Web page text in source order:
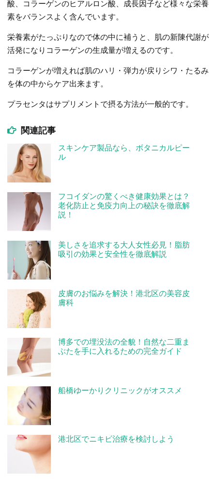
酸、コラーゲンのヒアルロン酸、成長因子など様々な栄養
素をバランスよく含んでいます。
栄養素がたっぷりなので体の中に補うと、肌の新陳代謝が
活発になりコラーゲンの生成量が増えるのです。
コラーゲンが増えれば肌のハリ・弾力が戻りシワ・たるみ
を体の中からケア出来ます。
プラセンタはサプリメントで摂る方法が一般的です。
関連記事
スキンケア製品なら、ボタニカルピー
ル
フコイダンの驚くべき健康効果とは？
老化防止と免疫力向上の秘訣を徹底解
説！
美しさを追求する大人女性必見！脂肪
吸引の効果と安全性を徹底解説
皮膚のお悩みを解決！港北区の美容皮
膚科
博多での埋没法の全貌！自然な二重ま
ぶたを手に入れるための完全ガイド
船橋ゆーかりクリニックがオススメ
港北区でニキビ治療を検討しよう